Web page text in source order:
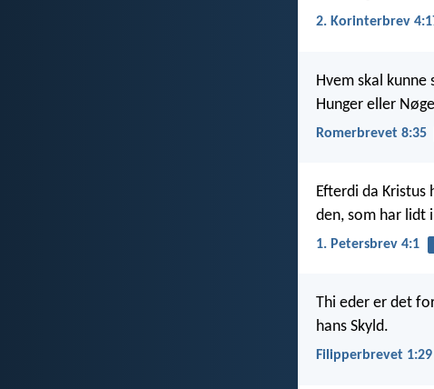
2. Korinterbrev
Hvem skal
Hunger eller
Romerbrevet 8:35
Efterdi da Kristus
den, som har lidt
1. Petersbrev 4:1
Thi eder er det
hans Skyld.
Filipperbrevet 1:29